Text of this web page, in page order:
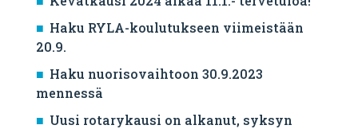
Haku RYLA-koulutukseen viimeistään
20.9.
Haku nuorisovaihtoon 30.9.2023
mennessä
Uusi rotarykausi on alkanut, syksyn